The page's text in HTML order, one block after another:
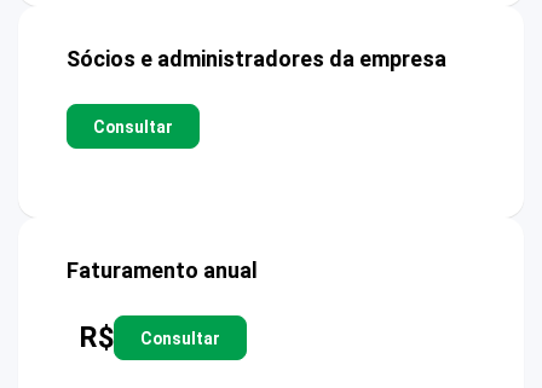
Sócios e administradores da empresa
Consultar
Faturamento anual
R$ Consultar